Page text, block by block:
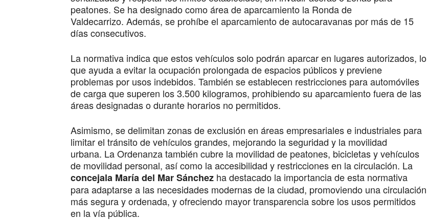
peatones. Se ha designado como área de aparcamiento la Ronda de
Valdecarrizo. Además, se prohíbe el aparcamiento de autocaravanas por más de 15
días consecutivos.
La normativa indica que estos vehículos solo podrán aparcar en lugares autorizados, lo
que ayuda a evitar la ocupación prolongada de espacios públicos y previene
problemas por usos indebidos. También se establecen restricciones para automóviles
de carga que superen los 3.500 kilogramos, prohibiendo su aparcamiento fuera de las
áreas designadas o durante horarios no permitidos.
Asimismo, se delimitan zonas de exclusión en áreas empresariales e industriales para
limitar el tránsito de vehículos grandes, mejorando la seguridad y la movilidad
urbana. La Ordenanza también cubre la movilidad de peatones, bicicletas y vehículos
de movilidad personal, así como la accesibilidad y restricciones en la circulación. La
concejala María del Mar Sánchez ha destacado la importancia de esta normativa
para adaptarse a las necesidades modernas de la ciudad, promoviendo una circulación
más segura y ordenada, y ofreciendo mayor transparencia sobre los usos permitidos
en la vía pública.